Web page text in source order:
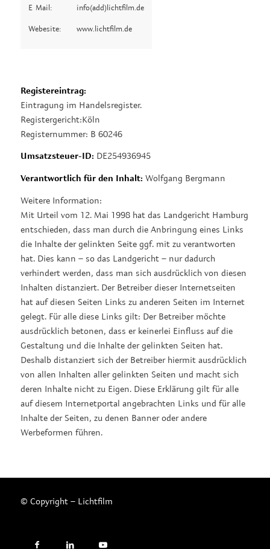
E-Mail:
Webesite:
info(add)lichtfilm.de
www.lichtfilm.de
Registereintrag:
Eintragung im Handelsregister.
Registergericht:Köln
Registernummer: B 60246
Umsatzsteuer-ID: DE254936945
Verantwortlich für den Inhalt: Wolfgang Bergmann
Weitere Information:
Mit Urteil vom 12. Mai 1998 hat das Landgericht Hamburg
entschieden, dass man durch die Anbringung eines Links
die Inhalte der gelinkten Seite ggf. mit zu verantworten
hat. Dies kann – so das Landgericht – nur dadurch
verhindert werden, dass man sich ausdrücklich von diesen
Inhalten distanziert. Der Betreiber dieser Internetseiten
hat auf diesen Seiten Links zu anderen Seiten im Internet
gelegt. Für alle diese Links gilt: Der Betreiber möchte
ausdrücklich betonen, dass er keinerlei Einfluss auf die
Gestaltung und die Inhalte der gelinkten Seiten hat.
Deshalb distanziert sich der Betreiber hiermit ausdrücklich
von allen Inhalten aller gelinkten Seiten und macht sich
deren Inhalte nicht zu Eigen. Diese Erklärung gilt für alle
auf diesem Internetportal angebrachten Links und für alle
Inhalte der Seiten, zu denen Banner oder andere
Werbeformen führen.
© Copyright – Lichtfilm